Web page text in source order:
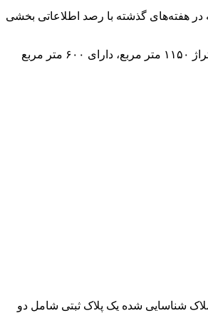
هفته‌های گذشته با رصد اطلاعاتی بخشی
به تازگی نیز اموال جدیدی از علی کریمی شناسایی و دستور توقیف آنها صادر شده است. براساس این گزارش، ملک شناسایی شده از این فرد یک ویلای ۳ طبقه به متراژ ۱۱۵۰ متر مربع، دارای ۶۰۰ متر مربع
بود که یکی از املاک شناسایی شده یک پلاک ثبتی شامل دو